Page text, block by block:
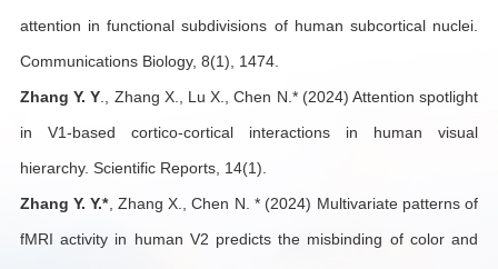
attention in functional subdivisions of human subcortical nuclei.
Communications Biology, 8(1), 1474.
Zhang Y. Y., Zhang X., Lu X., Chen N.* (2024) Attention spotlight
in V1-based cortico-cortical interactions in human visual
hierarchy. Scientific Reports, 14(1).
Zhang Y. Y.*, Zhang X., Chen N. * (2024) Multivariate patterns of
fMRI activity in human V2 predicts the misbinding of color and